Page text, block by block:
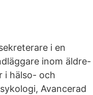
i en
inom äldre-
i hälso- och
Avancerad